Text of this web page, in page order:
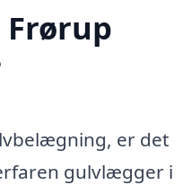
er det
gulvlægger i